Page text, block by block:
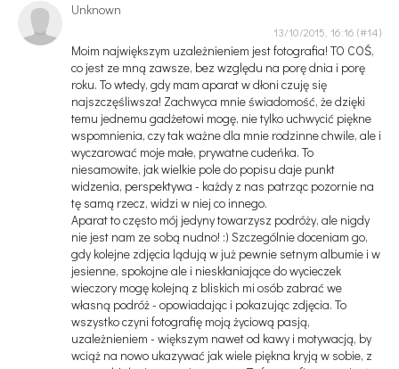
Unknown
13/10/2015, 16:16
Moim największym uzależnieniem jest fotografia! TO COŚ,
co jest ze mną zawsze, bez względu na porę dnia i porę
roku. To wtedy, gdy mam aparat w dłoni czuję się
najszczęśliwsza! Zachwyca mnie świadomość, że dzięki
temu jednemu gadżetowi mogę, nie tylko uchwycić piękne
wspomnienia, czy tak ważne dla mnie rodzinne chwile, ale i
wyczarować moje małe, prywatne cudeńka. To
niesamowite, jak wielkie pole do popisu daje punkt
widzenia, perspektywa - każdy z nas patrząc pozornie na
tę samą rzecz, widzi w niej co innego.
Aparat to często mój jedyny towarzysz podróży, ale nigdy
nie jest nam ze sobą nudno! :) Szczególnie doceniam go,
gdy kolejne zdjęcia lądują w już pewnie setnym albumie i w
jesienne, spokojne ale i nieskłaniające do wycieczek
wieczory mogę kolejną z bliskich mi osób zabrać we
własną podróż - opowiadając i pokazując zdjęcia. To
wszystko czyni fotografię moją życiową pasją,
uzależnieniem - większym nawet od kawy i motywacją, by
wciąż na nowo ukazywać jak wiele piękna kryją w sobie, z